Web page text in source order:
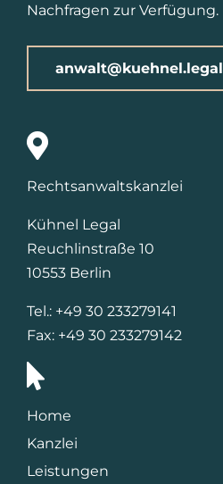
Nachfragen zur Verfügung.
anwalt@kuehnel.legal
Rechtsanwaltskanzlei
Kühnel Legal
Reuchlinstraße 10
10553 Berlin
Tel.: +49 30 233279141
Fax: +49 30 233279142
Home
Kanzlei
Leistungen